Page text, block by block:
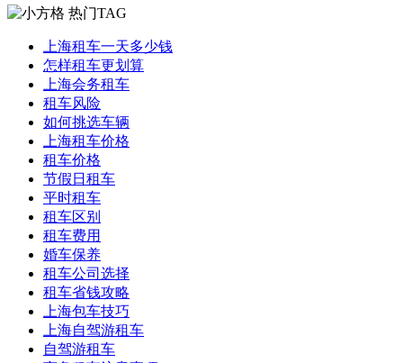
热门TAG
上海租车一天多少钱
怎样租车更划算
上海会务租车
租车风险
如何挑选车辆
上海租车价格
租车价格
节假日租车
平时租车
租车区别
租车费用
婚车保养
租车公司选择
租车省钱攻略
上海包车技巧
上海自驾游租车
自驾游租车